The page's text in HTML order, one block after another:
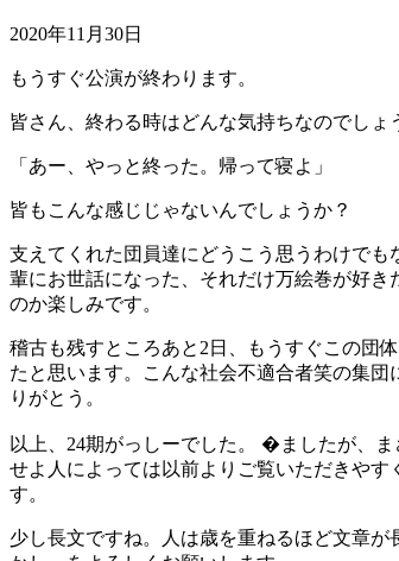
2020年11月30日
もうすぐ公演が終わります。
皆さん、終わる時はどんな気持ちなのでしょ
「あー、やっと終った。帰って寝よ」
皆もこんな感じじゃないんでしょうか？
支えてくれた団員達にどうこう思うわけで
輩にお世話になった、それだけ万絵巻が好
のか楽しみです。
稽古も残すところあと2日、もうすぐこの団
たと思います。こんな社会不適合者笑の集
りがとう。
以上、24期がっしーでした。 �ましたが、
せよ人によっては以前よりご覧いただきや
す。
少し長文ですね。人は歳を重ねるほど文章